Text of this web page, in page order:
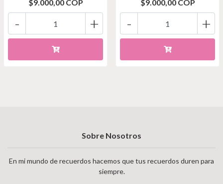
$9.000,00 COP
+
-
$9.000,00 COP
+
-
Sobre Nosotros
En mi mundo de recuerdos hacemos que tus recuerdos duren para
siempre.